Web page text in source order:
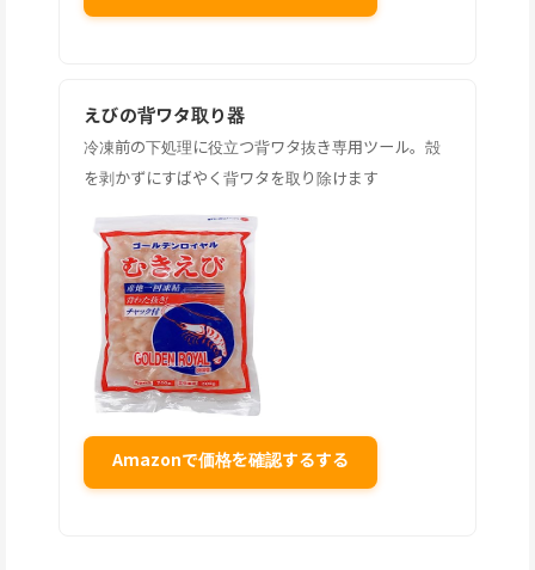
えびの背ワタ取り器
冷凍前の下処理に役立つ背ワタ抜き専用ツール。殻
を剥かずにすばやく背ワタを取り除けます
Amazonで価格を確認するする